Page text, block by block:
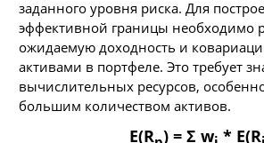
заданного уровня риска. Для
эффективной границы необходимо
ожидаемую доходность и
активами в портфеле. Это требует
вычислительных ресурсов,
большим количеством активов.
E(R ) = Σ w * E(R